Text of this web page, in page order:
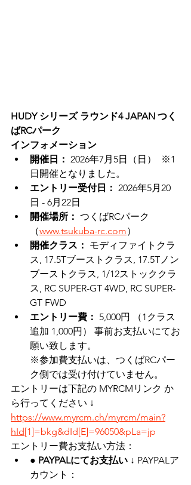
HUDY シリーズ ラウンド4 JAPAN つく
ばRCパーク
インフォメーション
開催日： 2026年7月5日（日）  ※1
日開催となりました。
エントリー受付日： 2026年5月20
日 - 6月22日
開催場所： つくばRCパーク
（www.tsukuba-rc.com）
開催クラス： モディファイトクラ
ス, 17.5Tブーストクラス, 17.5Tノン
ブーストクラス, 1/12ストッククラ
ス, RC SUPER-GT 4WD, RC SUPER-
GT FWD
エントリー費： 5,000円 （1クラス
追加 1,000円） 事前お支払いにてお
願い致します。
※参加費支払いは、つくばRCパー
ク側では受け付けていません。
エントリーは下記の MYRCMリンク か
ら行ってください ↓
https://www.myrcm.ch/myrcm/main?
hId[1]=bkg&dId[E]=96050&pLa=jp
エントリー費お支払い方法：
● PAYPALにてお支払い ↓ PAYPALア
カウント：